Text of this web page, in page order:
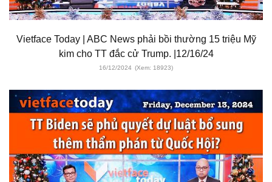
Vietface Today | ABC News phải bồi thường 15 triệu Mỹ
kim cho TT đắc cử Trump. |12/16/24
16/12/2024 (Xem: 18923)